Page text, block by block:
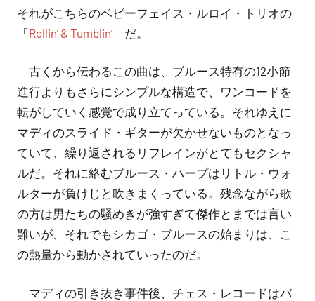
それがこちらのベビーフェイス・ルロイ・トリオの
「Rollin’ & Tumblin’」だ。
古くから伝わるこの曲は、ブルース特有の12小節
進行よりもさらにシンプルな構造で、ワンコードを
転がしていく感覚で成り立てっている。それゆえに
マディのスライド・ギターが欠かせないものとなっ
ていて、繰り返されるリフレインがとてもセクシャ
ルだ。それに絡むブルース・ハープはリトル・ウォ
ルターが負けじと吹きまくっている。残念ながら歌
の方は男たちの騒めきが強すぎて傑作とまでは言い
難いが、それでもシカゴ・ブルースの始まりは、こ
の熱量から動かされていったのだ。
マディの引き抜き事件後、チェス・レコードはバ